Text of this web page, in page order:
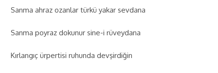
Sanma ahraz ozanlar türkü yakar sevdana
Sanma poyraz dokunur sine-i rüveydana
Kırlangıç ürpertisi ruhunda devşirdiğin